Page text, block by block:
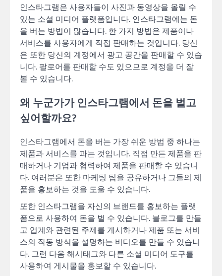
인스타그램은 사용자들이 사진과 동영상을 올릴 수
있는 소셜 미디어 플랫폼입니다. 인스타그램에는 돈
을 버는 방법이 많습니다. 한 가지 방법은 제품이나
서비스를 사용자에게 직접 판매하는 것입니다. 당신
은 또한 당신의 계정에서 광고 공간을 판매할 수 있습
니다. 팔로어를 판매할 수도 있으므로 계정을 더 잘
볼 수 있습니다.
왜 누군가가 인스타그램에서 돈을 벌고
싶어할까요?
인스타그램에서 돈을 버는 가장 쉬운 방법 중 하나는
제품과 서비스를 파는 것입니다. 직접 만든 제품을 판
매하거나 기업과 협력하여 제품을 판매할 수 있습니
다. 여러분은 또한 마케팅 팁을 공유하거나 그들의 제
품을 홍보하는 것을 도울 수 있습니다.
또한 인스타그램을 자신의 브랜드를 홍보하는 플랫
폼으로 사용하여 돈을 벌 수 있습니다. 블로그를 만들
고 업계와 관련된 주제를 게시하거나 제품 또는 서비
스의 작동 방식을 설명하는 비디오를 만들 수 있습니
다. 그런 다음 해시태그와 다른 소셜 미디어 도구를
사용하여 게시물을 홍보할 수 있습니다.